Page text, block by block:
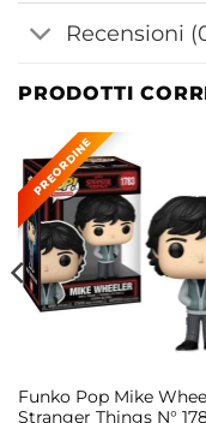
Recensioni
PRODOTTI
Funko Pop Mike
Stranger Things N°